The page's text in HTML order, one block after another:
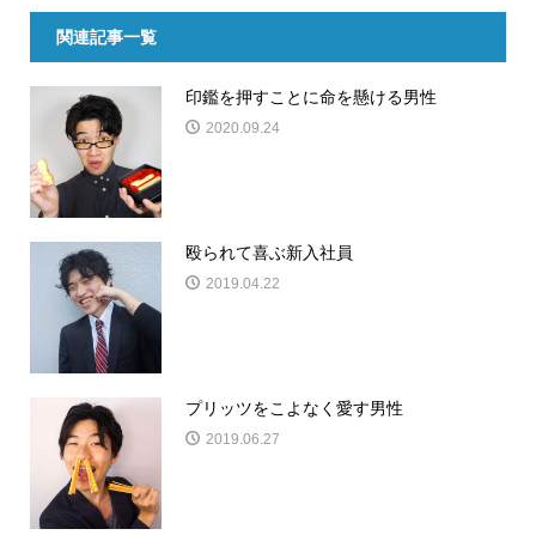
関連記事一覧
印鑑を押すことに命を懸ける男性
2020.09.24
殴られて喜ぶ新入社員
2019.04.22
プリッツをこよなく愛す男性
2019.06.27